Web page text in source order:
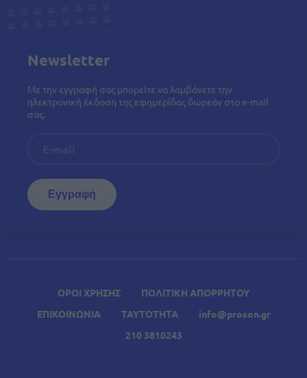
ΟΡΟΙ ΧΡΗΣΗΣ
ΠΟΛΙΤΙΚΗ ΑΠΟΡΡΗΤΟΥ
ΕΠΙΚΟΙΝΩΝΙΑ
ΤΑΥΤΟΤΗΤΑ
info@proson.gr
210 3810243
Newsletter
Με την εγγραφή σας μπορείτε να λαμβάνετε την
ηλεκτρονική έκδοση της εφημερίδας δωρεάν στο e-mail
σας.